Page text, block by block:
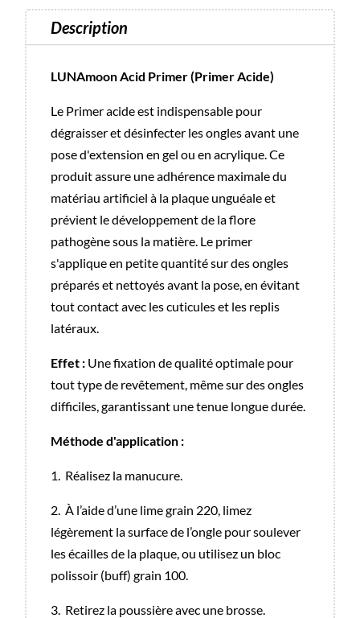
Description
LUNAmoon Acid Primer (Primer Acide)
Le Primer acide est indispensable pour
dégraisser et désinfecter les ongles avant une
pose d'extension en gel ou en acrylique. Ce
produit assure une adhérence maximale du
matériau artificiel à la plaque unguéale et
prévient le développement de la flore
pathogène sous la matière. Le primer
s'applique en petite quantité sur des ongles
préparés et nettoyés avant la pose, en évitant
tout contact avec les cuticules et les replis
latéraux.
Effet : Une fixation de qualité optimale pour
tout type de revêtement, même sur des ongles
difficiles, garantissant une tenue longue durée.
Méthode d'application :
1. Réalisez la manucure.
2. À l’aide d’une lime grain 220, limez
légèrement la surface de l’ongle pour soulever
les écailles de la plaque, ou utilisez un bloc
polissoir (buff) grain 100.
3. Retirez la poussière avec une brosse.